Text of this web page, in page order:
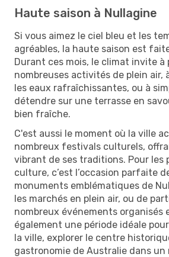
Haute saison à Nullagine
Si vous aimez le ciel bleu et les
agréables, la haute saison est
Durant ces mois, le climat invite à
nombreuses activités de plein air,
les eaux rafraîchissantes, ou à
détendre sur une terrasse en
bien fraîche.
C'est aussi le moment où la ville
nombreux festivals culturels,
vibrant de ses traditions. Pour les
culture, c’est l’occasion parfaite
monuments emblématiques de
les marchés en plein air, ou de
nombreux événements organisés
également une période idéale
la ville, explorer le centre
gastronomie de Australie dans